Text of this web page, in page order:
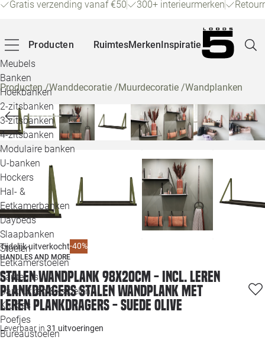
Gratis verzending vanaf €50 300+ interieurmerken
Producten
Meubels
Banken
Hoekbanken
2-zitsbanken
3-zitsbanken
4-zitsbanken
Modulaire banken
U-banken
Hockers
Hal- &
Eetkamerbanken
Daybeds
Slaapbanken
Stoelen
Eetkamerstoelen
Fauteuils
Barkrukken & -stoelen
Krukjes
Poefjes
Bureaustoelen
RuimtesMerkenInspiratie
Producten/Wanddecoratie /Muurdecoratie /Wandplanken
Tijdelijk uitverkocht-40%
HANDLES AND MORE
Stalen wandplank 98x20cm - incl. leren
plankdragers Stalen wandplank met
leren plankdragers - Suede Olive
Leverbaar in 31 uitvoeringen